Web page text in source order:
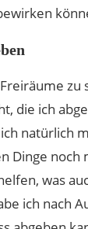
zu
die ich
natürlich
Dinge
was
ich nach